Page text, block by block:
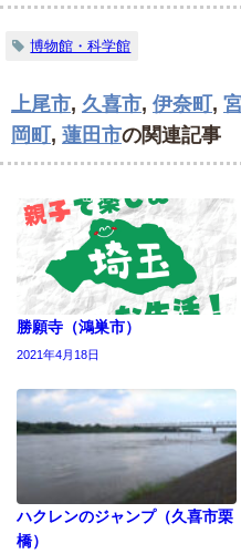
博物館・科学館
上尾市, 久喜市, 伊奈町 ,
岡町 , 蓮田市の関連記事
勝願寺（鴻巣市）
2021年4月18日
ハクレンのジャンプ（久喜市栗
橋）